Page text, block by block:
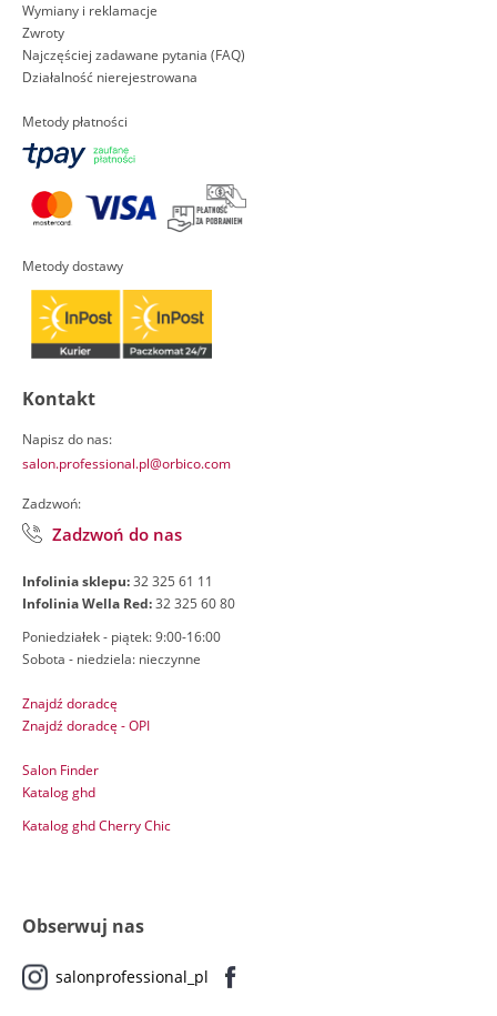
Wymiany i reklamacje
Zwroty
Najczęściej zadawane pytania (FAQ)
Działalność nierejestrowana
Metody płatności
Metody dostawy
Kontakt
Napisz do nas:
salon.professional.pl@orbico.com
Zadzwoń:
Zadzwoń do nas
Infolinia sklepu:32 325 61 11
Infolinia Wella Red:32 325 60 80
Poniedziałek - piątek: 9:00-16:00
Sobota - niedziela: nieczynne
Znajdź doradcę
Znajdź doradcę - OPI
Salon Finder
Katalog ghd
Katalog ghd Cherry Chic
Obserwuj nas
salonprofessional_pl